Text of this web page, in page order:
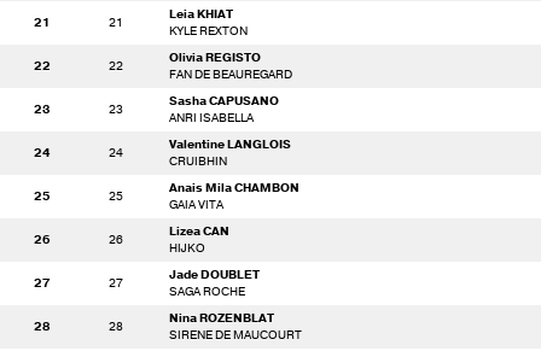
21 21
Leia KHIAT
KYLE REXTON
22 22
Olivia REGISTO
FAN DE BEAUREGARD
23 23
Sasha CAPUSANO
ANRI ISABELLA
24 24
Valentine LANGLOIS
CRUIBHIN
25 25
Anais Mila CHAMBON
GAIA VITA
26 26
Lizea CAN
HIJKO
27 27
Jade DOUBLET
SAGA ROCHE
28 28
Nina ROZENBLAT
SIRENE DE MAUCOURT